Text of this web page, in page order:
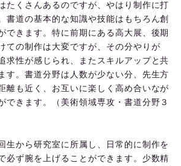
たくさんあるのですが、やはり制作に打
書道の基本的な知識や技能はもちろん創
できます。特に前期にある高大展、後期
ての制作は大変ですが、その分やりが
求性が感じられ、またスキルアップと共
す。書道分野は人数が少ない分、先生方
離も近く、お互いに楽しく高め合いなが
できます。（美術領域専攻・書道分野３
生から研究室に所属し、日常的に制作を
必ず腕を上げることができます。少数精